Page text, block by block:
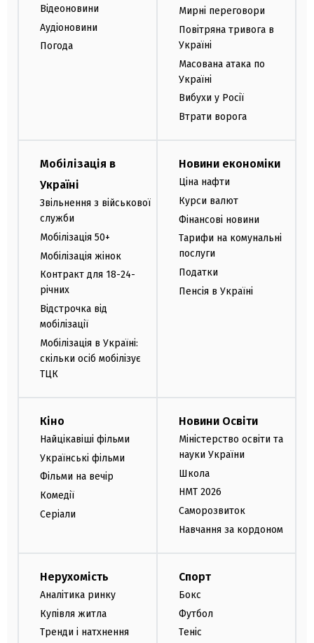
Відеоновини
Аудіоновини
Погода
Мирні переговори
Повітряна тривога в
Україні
Масована атака по
Україні
Вибухи у Росії
Втрати ворога
Мобілізація в
Україні
Звільнення з військової
служби
Мобілізація 50+
Мобілізація жінок
Контракт для 18-24-
річних
Відстрочка від
мобілізації
Мобілізація в Україні:
скільки осіб мобілізує
ТЦК
Новини економіки
Ціна нафти
Курси валют
Фінансові новини
Тарифи на комунальні
послуги
Податки
Пенсія в Україні
Кіно
Найцікавіші фільми
Українські фільми
Фільми на вечір
Комедії
Серіали
Новини Освіти
Міністерство освіти та
науки України
Школа
НМТ 2026
Саморозвиток
Навчання за кордоном
Нерухомість
Аналітика ринку
Купівля житла
Тренди і натхнення
Спорт
Бокс
Футбол
Теніс